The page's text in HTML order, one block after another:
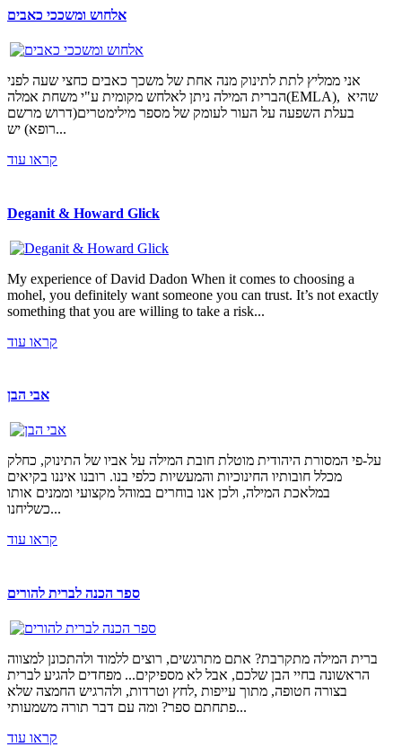
אלחוש ומשככי כאבים
אני ממליץ לתת לתינוק מנה אחת של משכך כאבים כחצי שעה לפני
הברית המילה ניתן לאלחש מקומית ע"י משחת אמלה(EMLA), שהיא
בעלת השפעה על העור לעומק של מספר מילימטרים(דרוש מרשם
רופא) יש...
קראו עוד
Deganit & Howard Glick
My experience of David Dadon When it comes to choosing a
mohel, you definitely want someone you can trust. It’s not exactly
something that you are willing to take a risk...
קראו עוד
אבי הבן
על-פי המסורת היהודית מוטלת חובת המילה על אביו של התינוק, כחלק
מכלל חובותיו החינוכיות והמעשיות כלפי בנו. רובנו איננו בקיאים
במלאכת המילה, ולכן אנו בוחרים במוהל מקצועי וממנים אותו
כשליחנו...
קראו עוד
ספר הכנה לברית להורים
ברית המילה מתקרבת? אתם מתרגשים, רוצים ללמוד ולהתכונן למצווה
הראשונה בחיי הבן שלכם, אבל לא מספיקים... מפחדים להגיע לברית
בצורה חטופה, מתוך עייפות ,לחץ וטרדות, ולהרגיש החמצה שלא
פתחתם ספר? ומה עם דבר תורה משמעותי...
קראו עוד